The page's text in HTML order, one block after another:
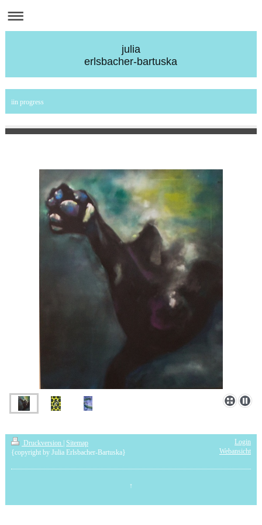
julia
erlsbacher-bartuska
iin progress
Druckversion | Sitemap
{copyright by Julia Erlsbacher-Bartuska}
Login
Webansicht
↑